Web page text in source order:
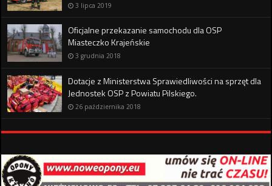
3 lipca 2019
Oficjalne przekazanie samochodu dla OSP
Miasteczko Krajeńskie
3 grudnia 2018
Dotacje z Ministerstwa Sprawiedliwości na sprzęt dla
Jednostek OSP z Powiatu Pilskiego.
26 października 2018